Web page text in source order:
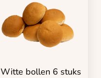
Witte bollen 6 stuks